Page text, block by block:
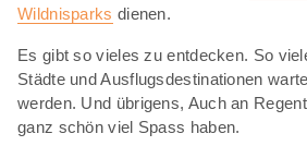
Wildnisparks dienen.
Es gibt so vieles zu entdecken. So
Städte und Ausflugsdestinationen
werden. Und übrigens, Auch an
ganz schön viel Spass haben.